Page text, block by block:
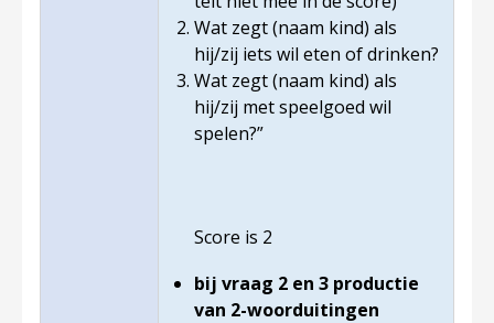
Wat zegt (naam kind) als
hij/zij iets wil eten of drinken?
Wat zegt (naam kind) als
hij/zij met speelgoed wil
spelen?”
Score is 2
bij vraag 2 en 3 productie
van 2-woorduitingen